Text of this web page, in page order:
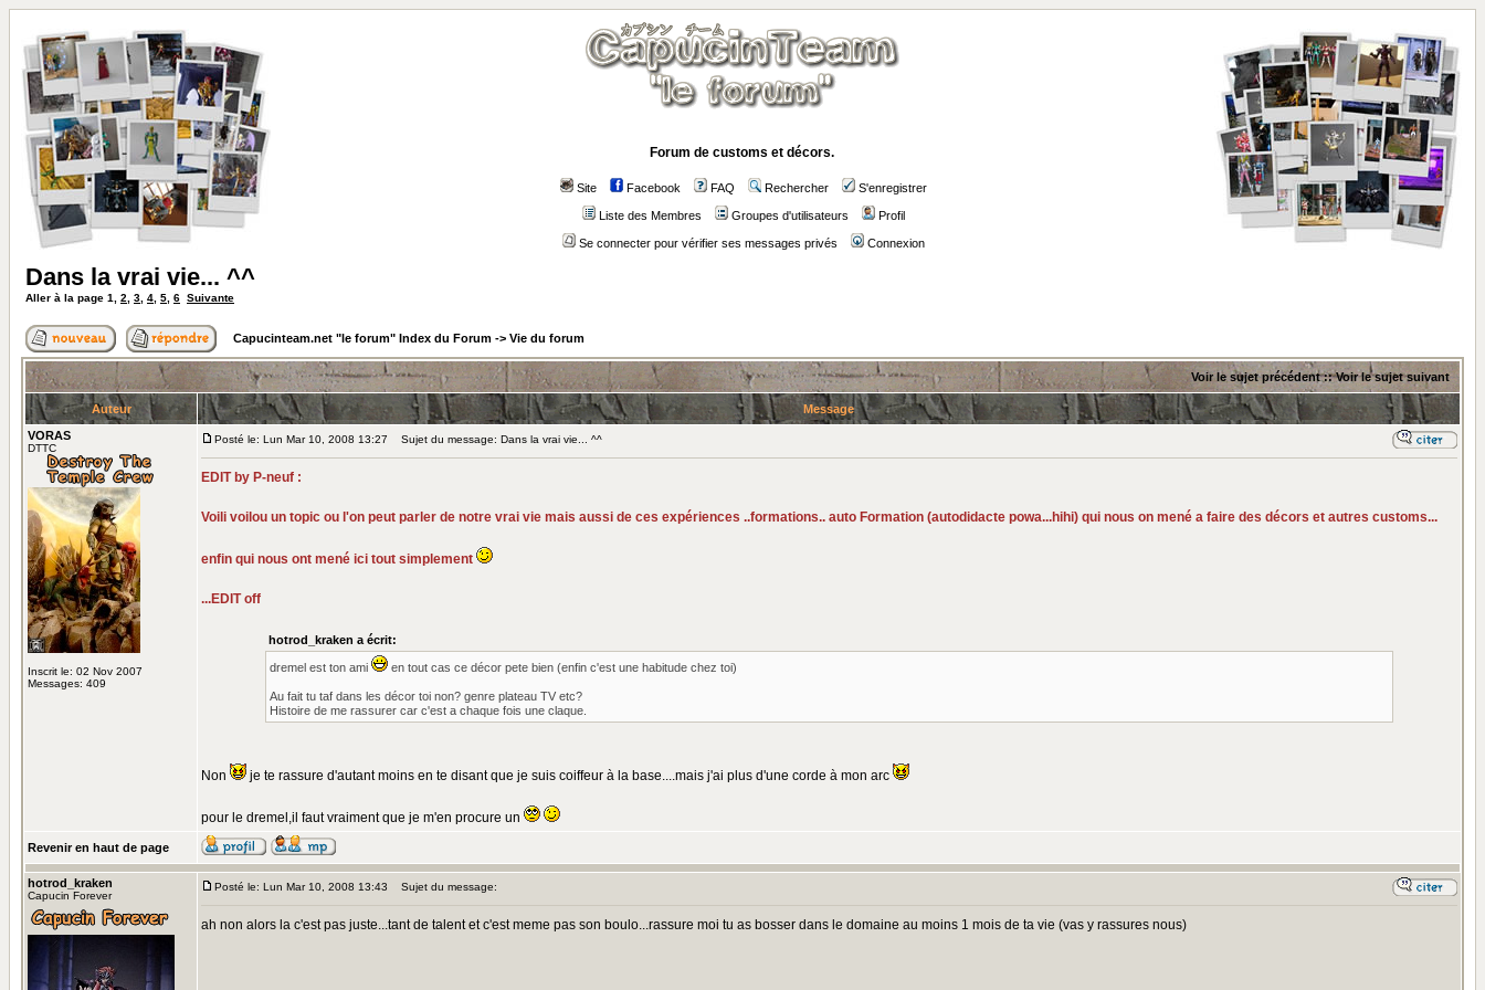
Forum de customs et décors.
Site Facebook FAQ Rechercher S'enregistrer
Liste des Membres Groupes d'utilisateurs Profil
Se connecter pour vérifier ses messages privés Connexion
Dans la vrai vie... ^^
Aller à la page 1 2 3 4 5 6 Suivante
Capucinteam.net "le forum" Index du Forum -> Vie du forum
Voir le sujet précédent::Voir le sujet suivant
Auteur
Message
VORAS
DTTC
Inscrit le: 02 Nov 2007
Messages: 409
Posté le: Lun Mar 10, 2008 13:27 Sujet du message: Dans la vrai vie... ^^
EDIT by P-neuf :
Voili voilou un topic ou l'on peut parler de notre vrai vie mais aussi de ces expériences ..formations.. auto Formation (autodidacte powa...hihi) qui nous on mené a faire des décors et autres customs...
enfin qui nous ont mené ici tout simplement
...EDIT off
hotrod_kraken a écrit:
dremel est ton ami en tout cas ce décor pete bien (enfin c'est une habitude chez toi)
Au fait tu taf dans les décor toi non? genre plateau TV etc?
Histoire de me rassurer car c'est a chaque fois une claque.
Non je te rassure d'autant moins en te disant que je suis coiffeur à la base....mais j'ai plus d'une corde à mon arc
pour le dremel,il faut vraiment que je m'en procure un
Revenir en haut de page
hotrod_kraken
Capucin Forever
Posté le: Lun Mar 10, 2008 13:43 Sujet du message:
ah non alors la c'est pas juste...tant de talent et c'est meme pas son boulo...rassure moi tu as bosser dans le domaine au moins 1 mois de ta vie (vas y rassures nous)